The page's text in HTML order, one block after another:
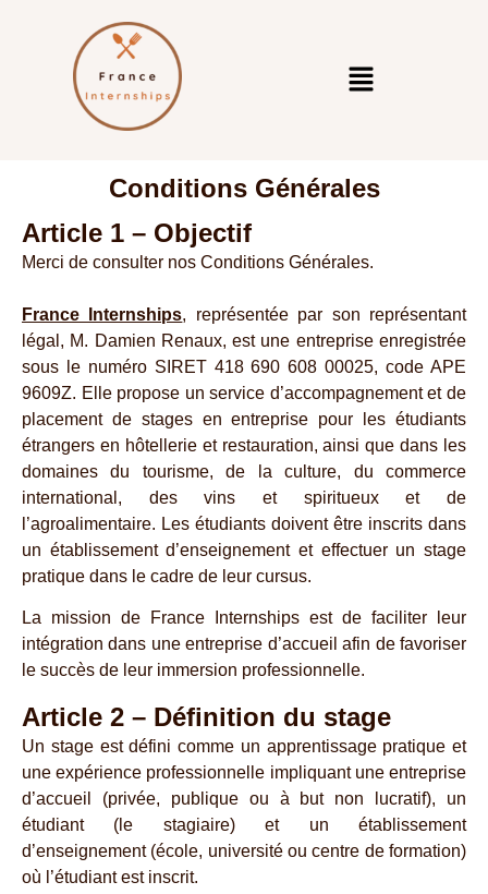
Conditions Générales
Article 1 – Objectif
Merci de consulter nos Conditions Générales.
France Internships, représentée par son représentant
légal, M. Damien Renaux, est une entreprise enregistrée
sous le numéro SIRET 418 690 608 00025, code APE
9609Z. Elle propose un service d’accompagnement et de
placement de stages en entreprise pour les étudiants
étrangers en hôtellerie et restauration, ainsi que dans les
domaines du tourisme, de la culture, du commerce
international, des vins et spiritueux et de
l’agroalimentaire. Les étudiants doivent être inscrits dans
un établissement d’enseignement et effectuer un stage
pratique dans le cadre de leur cursus.
La mission de France Internships est de faciliter leur
intégration dans une entreprise d’accueil afin de favoriser
le succès de leur immersion professionnelle.
Article 2 – Définition du stage
Un stage est défini comme un apprentissage pratique et
une expérience professionnelle impliquant une entreprise
d’accueil (privée, publique ou à but non lucratif), un
étudiant (le stagiaire) et un établissement
d’enseignement (école, université ou centre de formation)
où l’étudiant est inscrit.